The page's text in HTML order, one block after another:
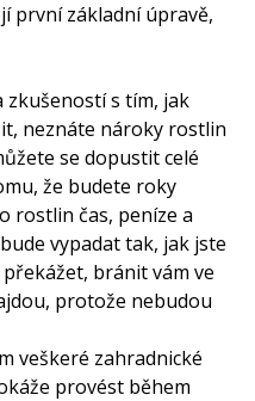
první základní úpravě,
zkušeností s tím, jak
neznáte nároky rostlin
se dopustit celé
že budete roky
rostlin čas, peníze a
vypadat tak, jak jste
bránit vám ve
protože nebudou
veškeré zahradnické
provést během